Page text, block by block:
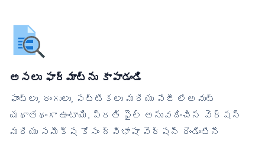
అసలు ఫార్మాట్‌ను కాపాడండి
ఫాంట్లు, రంగులు, పట్టికలు మరియు పేజీ లేఅవుట్
యథాతథంగా ఉంటాయి. ప్రతి ఫైల్ అనువదించిన వెర్షన్
మరియు సమీక్ష కోసం ద్విభాషా వెర్షన్ రెండింటినీ